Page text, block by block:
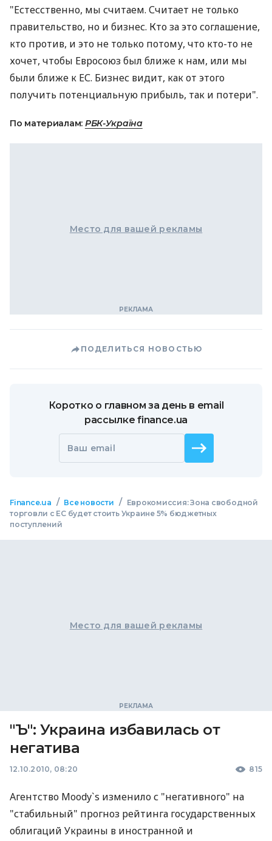
"Естесственно, мы считаем. Считает не только
правительство, но и бизнес. Кто за это соглашение,
кто против, и это не только потому, что кто-то не
хочет, чтобы Евросоюз был ближе к нам, или мы
были ближе к ЕС. Бизнес видит, как от этого
получить потенциальную прибыль, так и потери".
По материалам: РБК-Україна
Место для вашей рекламы
ПОДЕЛИТЬСЯ НОВОСТЬЮ
Коротко о главном за день в email
рассылке finance.ua
Ваш email
Finance.ua / Все новости /
Еврокомиссия: Зона свободной
торговли с ЕС будет стоить Украине 5% бюджетных
поступлений
Место для вашей рекламы
"Ъ": Украина избавилась от
негатива
12.10.2010, 08:20 815
Агентство Moody`s изменило с "негативного" на
"стабильный" прогноз рейтинга государственных
облигаций Украины в иностранной и